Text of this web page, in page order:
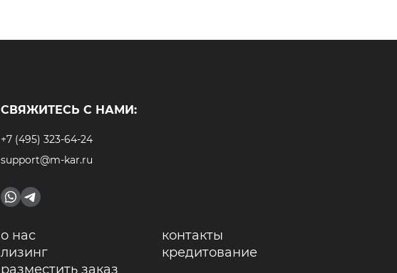
СВЯЖИТЕСЬ С НАМИ:
+7 (495) 323-64-24
support@m-kar.ru
о нас
контакты
лизинг
кредитование
разместить заказ